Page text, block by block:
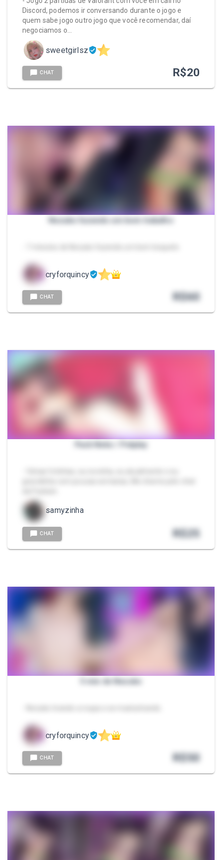
Discord, podemos ir conversando durante o jogo e
quem sabe jogo outro jogo que você recomendar, daí
negociamos o…
sweetgirlsz
CHAT R$20
Nezuko fazendo um bom trabalho
cryforquincy
CHAT R$60
Pack Neko / Petplay
samyzinha
CHAT R$25
5 min de Nezuko
cryforquincy
CHAT R$50